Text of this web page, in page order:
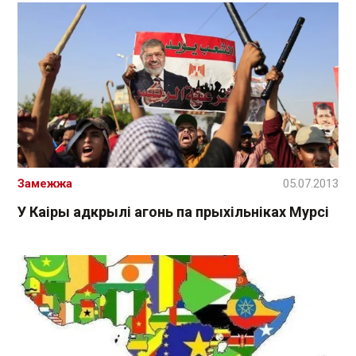
У Каіры адкрылі агонь па прыхільніках Мурсі
Замежжа 05.07.2013